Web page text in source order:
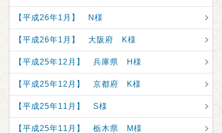
【平成26年1月】 N様
【平成26年1月】 大阪府 K様
【平成25年12月】 兵庫県 H様
【平成25年12月】 京都府 K様
【平成25年11月】 S様
【平成25年11月】 栃木県 M様